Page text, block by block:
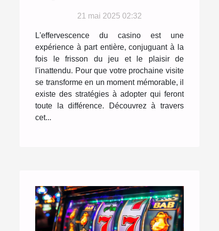
votre prochaine visite
au casino
21 mai 2025 02:32
L'effervescence du casino est une
expérience à part entière, conjuguant à la
fois le frisson du jeu et le plaisir de
l'inattendu. Pour que votre prochaine visite
se transforme en un moment mémorable, il
existe des stratégies à adopter qui feront
toute la différence. Découvrez à travers
cet...